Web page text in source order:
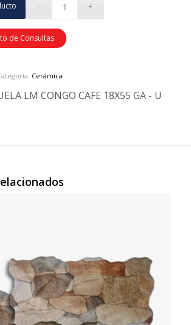
de Consultas
Cerámica
LM CONGO CAFE 18X55 GA - U